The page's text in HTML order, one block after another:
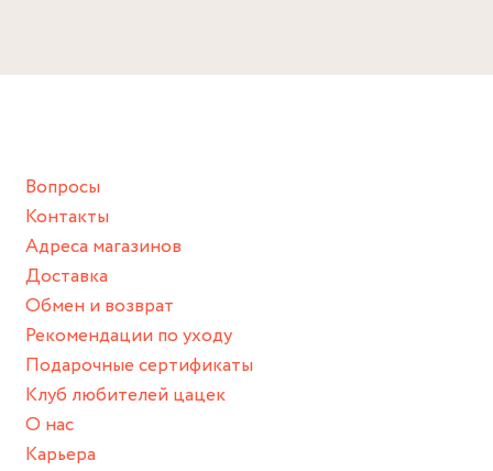
Снимайте ваше украшение перед купанием (и в море, и в
спортивный инвентарь).
Храните изделие в сухом месте.
Для надежного хранения мы доставляем все изделия в
нашей фирменной коробке или упаковке бренда.
Пожалуйста, используйте эту упаковку для хранения,
пока не носите украшение на себе.
Вопросы
Контакты
Адреса магазинов
Доставка
Обмен и возврат
Рекомендации по уходу
Подарочные сертификаты
Клуб любителей цацек
О нас
Карьера